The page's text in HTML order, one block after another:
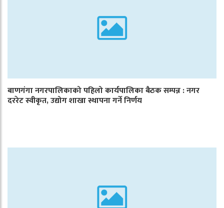
बाणगंगा नगरपालिकाको पहिलो कार्यपालिका बैठक सम्पन्न : नगर
दररेट स्वीकृत, उद्योग शाखा स्थापना गर्ने निर्णय